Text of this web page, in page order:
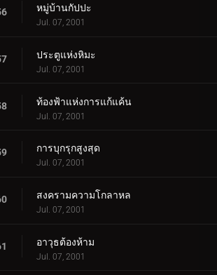
หมู่บ้านกัปปะ
Jul. 07, 2001
ประตูแห่งหิมะ
Jul. 07, 2001
ท้องฟ้าแห่งการแก้แค้น
Jul. 07, 2001
การบุกรุกสูงสุด
Jul. 07, 2001
สงครามความโกลาหล
Jul. 07, 2001
อาวุธต้องห้าม
Jul. 07, 2001